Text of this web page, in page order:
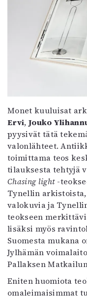
Monet kuuluisat
Ervi, Jouko
pyysivät tätä
valonlähteet.
toimittama teos
tilauksesta tehtyjä
Chasing light -
Tynellin
valokuvia ja
teokseen
lisäksi myös
Suomesta mukana
Jylhämän
Pallaksen
Eniten huomiota
omaleimaisimmat